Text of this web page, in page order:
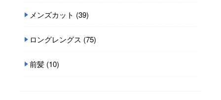
メンズカット (39)
ロングレングス (75)
前髪 (10)